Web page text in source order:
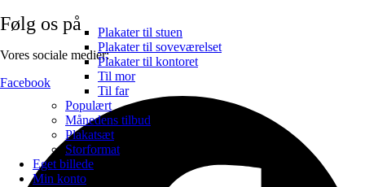
Plakater til stuen
Plakater til soveværelset
Plakater til kontoret
Til mor
Til far
Populært
Månedens tilbud
Plakatsæt
Storformat
Eget billede
Min konto
Følg os på
Vores sociale medier:
Facebook